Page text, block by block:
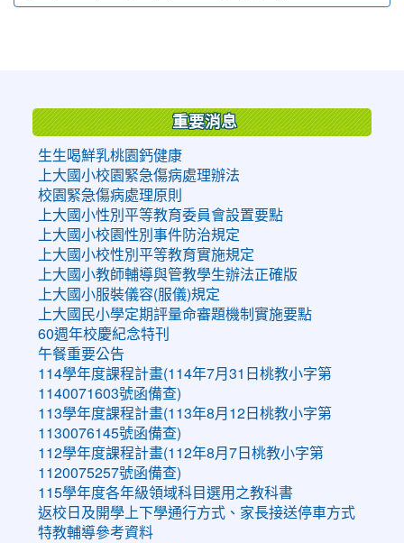
重要消息
生生喝鮮乳桃園鈣健康
上大國小校園緊急傷病處理辦法
校園緊急傷病處理原則
上大國小性別平等教育委員會設置要點
上大國小校園性別事件防治規定
上大國小校性別平等教育實施規定
上大國小教師輔導與管教學生辦法正確版
上大國小服裝儀容(服儀)規定
上大國民小學定期評量命審題機制實施要點
60週年校慶紀念特刊
午餐重要公告
114學年度課程計畫(114年7月31日桃教小字第
1140071603號函備查)
113學年度課程計畫(113年8月12日桃教小字第
1130076145號函備查)
112學年度課程計畫(112年8月7日桃教小字第
1120075257號函備查)
115學年度各年級領域科目選用之教科書
返校日及開學上下學通行方式、家長接送停車方式
特教輔導參考資料